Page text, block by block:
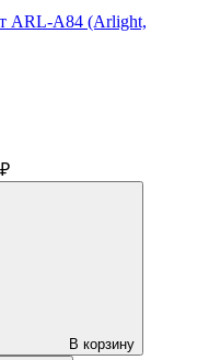
ARL-A84 (Arlight,
₽
В корзину